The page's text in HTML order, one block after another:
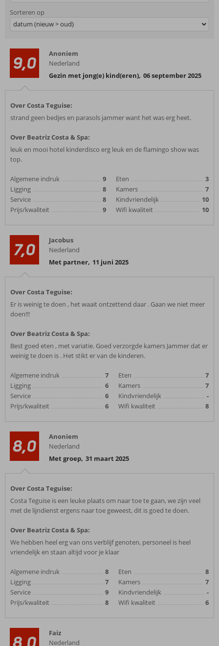
Sorteren op
datum (nieuw > oud)
9,0
Anoniem
Nederland
Gezin met jong(e) kind(eren), 06 september 2025
Over Costa Teguise:
strand geen bedjes en parasols jammer want het was erg heet.
Over Beatriz Costa & Spa:
leuk en mooi hotel kinderdisco erg leuk en de flamingo show was
top.
Algemene indruk
9
Ligging
8
Service
8
Prijs/kwaliteit
9
Eten
3
Kamers
7
Kindvriendelijk
10
Wifi kwaliteit
10
7,0
Jacobus
Nederland
Met partner, 11 juni 2025
Over Costa Teguise:
Er is weinig te doen , het waait ontzettend daar . Gaan we niet meer
doen!!!
Over Beatriz Costa & Spa:
Best goed eten , met variatie. Goed verzorgde kamers Jammer dat er
weinig te doen is . Het stikt er van de kinderen.
Algemene indruk
7
Ligging
6
Service
6
Prijs/kwaliteit
6
Eten
7
Kamers
7
Kindvriendelijk
-
Wifi kwaliteit
8
8,0
Anoniem
Nederland
Met groep, 31 maart 2025
Over Costa Teguise:
Costa Teguise is een leuke plaats om naar toe te gaan, we zijn veel
met de lijndienst ergens naar toe geweest, dit is goed te doen.
Over Beatriz Costa & Spa:
We hebben heel erg van ons verblijf genoten, personeel is heel
vriendelijk en staan altijd voor je klaar
Algemene indruk
8
Ligging
7
Service
9
Prijs/kwaliteit
8
Eten
8
Kamers
7
Kindvriendelijk
-
Wifi kwaliteit
6
Faiz
Nederland